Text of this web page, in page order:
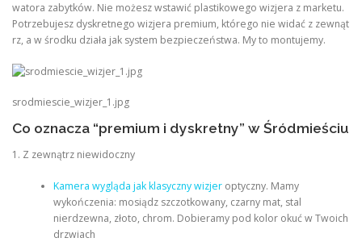
watora zabytków. Nie możesz wstawić plastikowego wizjera z marketu.
Potrzebujesz dyskretnego wizjera premium, którego nie widać z zewnąt
rz, a w środku działa jak system bezpieczeństwa. My to montujemy.
srodmiescie_wizjer_1.jpg
Co oznacza “premium i dyskretny” w Śródmieściu
1. Z zewnątrz niewidoczny
Kamera wygląda jak klasyczny wizjeroptyczny. Mamy
wykończenia: mosiądz szczotkowany, czarny mat, stal
nierdzewna, złoto, chrom. Dobieramy pod kolor okuć w Twoich
drzwiach